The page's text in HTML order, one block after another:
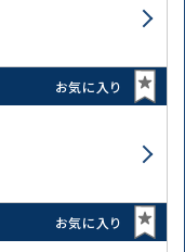
お気に入り
お気に入り